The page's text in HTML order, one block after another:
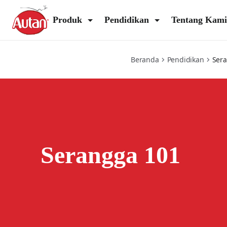
Produk Pendidikan Tentang Kami
Beranda Pendidikan
Serangga 101